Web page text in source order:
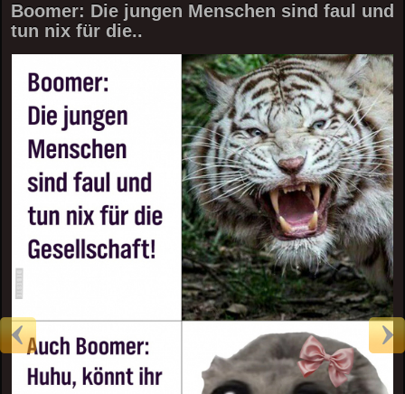
Boomer: Die jungen Menschen sind faul und
tun nix für die..